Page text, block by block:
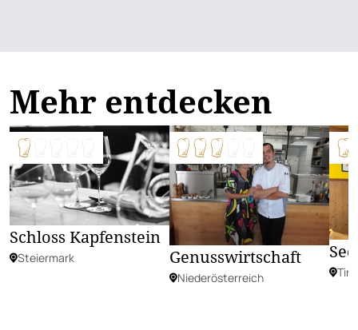
Mehr entdecken
Schloss Kapfenstein
Steiermark Genusswirtschaft
Niederösterreich Tirol